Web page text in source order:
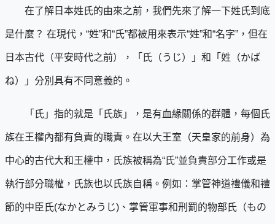
在了解日本姓氏的由來之前，我們先來了解一下姓氏到底
是什麼？ 在現代，“姓”和“氏”都被用來表示“姓”和“名字”，但在
日本古代（平安時代之前），「氏（うじ）」和「姓（かば
ね）」分別具有不同意義的。
「氏」指的就是「氏族」，是有血緣關係的群體，每個氏
族在王權內都有負責的職責。在以大王室（天皇家的前身）為
中心的古代大和王權中，氏族被稱為“氏”並負責部分工作或是
執行部分職權，氏族也以氏族自稱。例如：掌管神道禮儀和禮
節的中臣氏(なかとみうじ)、掌管軍事和刑罰的物部氏（もの